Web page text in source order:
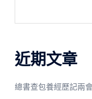
近期文章
總書查包養經歷記兩